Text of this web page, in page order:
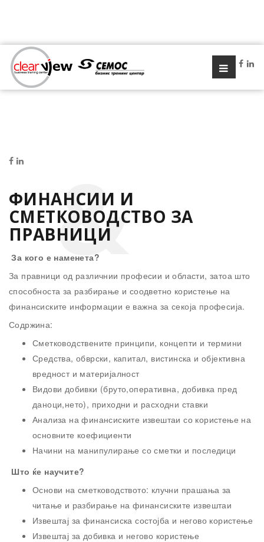
ФИНАНСИИ И
СМЕТКОВОДСТВО ЗА
ПРАВНИЦИ
За кого е наменета?
За правници од различнии професии и области, затоа што
способноста за разбирање и соодветно користење на
финансиските информации е важна за секоја професија.
Содржина:
Сметководствените принципи, концепти и термини
Средства, обврски, капитал, вистинска и објективна
вредност и материјалност
Видови добивки (бруто,оперативна, добивка пред
даноци,нето), приходни и расходни ставки
Анализа на финансиските извештаи со користење на
основните коефициенти
Начини на манипулирање со сметки и последици
Што ќе научите?
Основи на сметководството: клучни прашања за
читање и разбирање на финансиските извештаи
Извештај за финансиска состојба и негово користење
Извештај за добивка и негово користење